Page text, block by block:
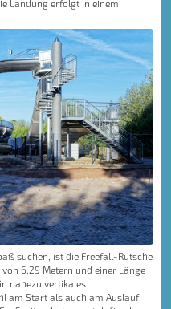
Landung erfolgt in einem
suchen, ist die Freefall-Rutsche
6,29 Metern und einer Länge
nahezu vertikales
am Start als auch am Auslauf